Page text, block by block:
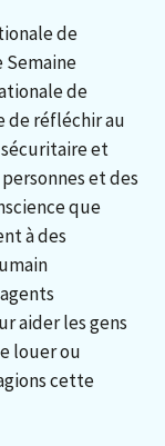
de
de
de réfléchir au
et
et des
que
à des
aider les gens
louer ou
cette